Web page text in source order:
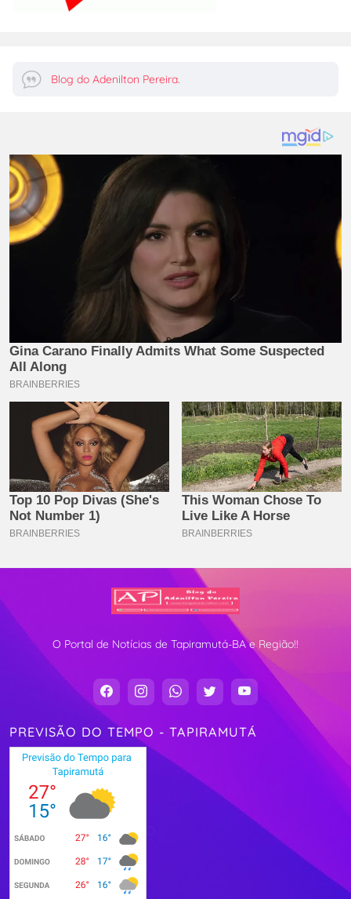
Blog do Adenilton Pereira.
O Portal de Notícias de Tapiramutá-BA e Região!!
PREVISÃO DO TEMPO - TAPIRAMUTÁ